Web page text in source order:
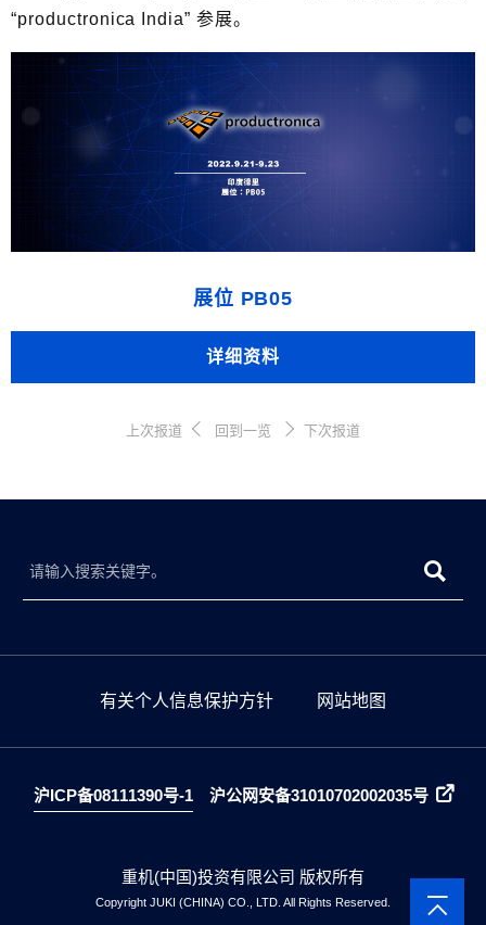
“productronica India” 参展。
展位 PB05
详细资料
上次报道 回到一览 下次报道
有关个人信息保护方针 网站地图
沪ICP备08111390号-1沪公网安备31010702002035号
重机(中国)投资有限公司 版权所有
Copyright JUKI (CHINA) CO., LTD. All Rights Reserved.